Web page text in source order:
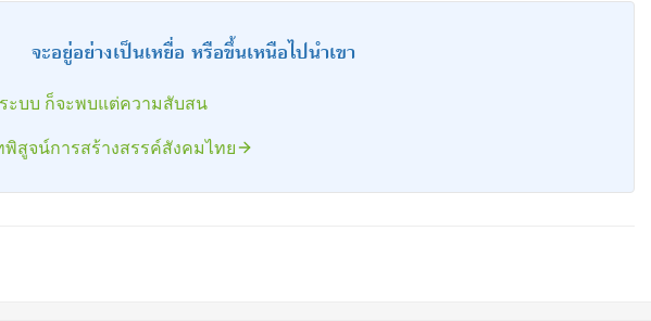
จะอยู่อย่างเป็นเหยื่อ หรือขึ้นเหนือไปนำเขา
ะบบ ก็จะพบแต่ความสับสน
สูจน์การสร้างสรรค์สังคมไทย